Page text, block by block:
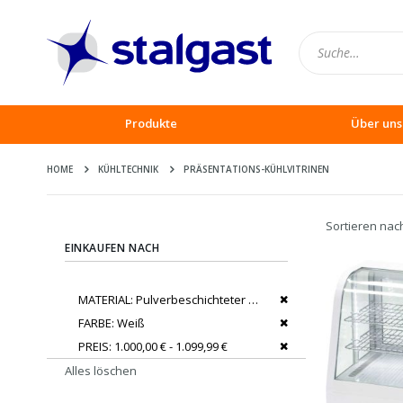
Produkte Über uns
HOME KÜHLTECHNIK PRÄSENTATIONS-KÜHLVITRINEN
Sortieren
EINKAUFEN NACH
MATERIAL Pulverbeschichteter Stahl
Dies entfernen
FARBE Weiß
Dies entfernen
PREIS 1.000,00 € - 1.099,99 €
Dies entfernen
Alles löschen